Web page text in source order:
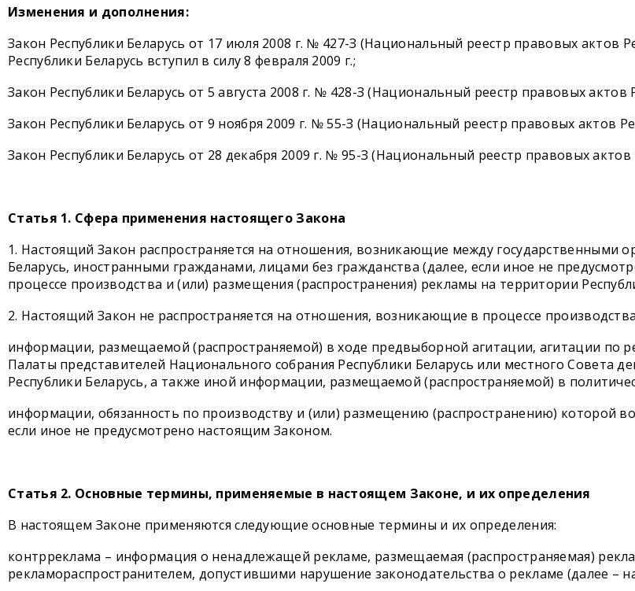
Изменения и дополнения:
Закон Республики Беларусь от 17 июля 2008 г. № 427-З (Национальный реестр правовых актов
Республики Беларусь вступил в силу 8 февраля 2009 г.;
Закон Республики Беларусь от 5 августа 2008 г. № 428-З (Национальный реестр правовых актов
Закон Республики Беларусь от 9 ноября 2009 г. № 55-З (Национальный реестр правовых актов
Закон Республики Беларусь от 28 декабря 2009 г. № 95-З (Национальный реестр правовых
Статья 1. Сфера применения настоящего Закона
1. Настоящий Закон распространяется на отношения, возникающие между государственными
Беларусь, иностранными гражданами, лицами без гражданства (далее, если иное не
процессе производства и (или) размещения (распространения) рекламы на территории
2. Настоящий Закон не распространяется на отношения, возникающие в процессе
информации, размещаемой (распространяемой) в ходе предвыборной агитации, агитации по
Палаты представителей Национального собрания Республики Беларусь или местного Совета
Республики Беларусь, а также иной информации, размещаемой (распространяемой) в
информации, обязанность по производству и (или) размещению (распространению) которой
если иное не предусмотрено настоящим Законом.
Статья 2. Основные термины, применяемые в настоящем Законе, и их определения
В настоящем Законе применяются следующие основные термины и их определения:
контрреклама – информация о ненадлежащей рекламе, размещаемая (распространяемая)
рекламораспространителем, допустившими нарушение законодательства о рекламе (далее –